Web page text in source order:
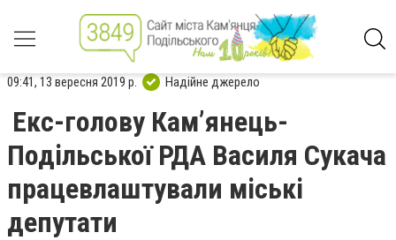
09:41, 13 вересня 2019 р. Надійне джерело
Екс-голову Кам’янець-
Подільської РДА Василя Сукача
працевлаштували міські
депутати